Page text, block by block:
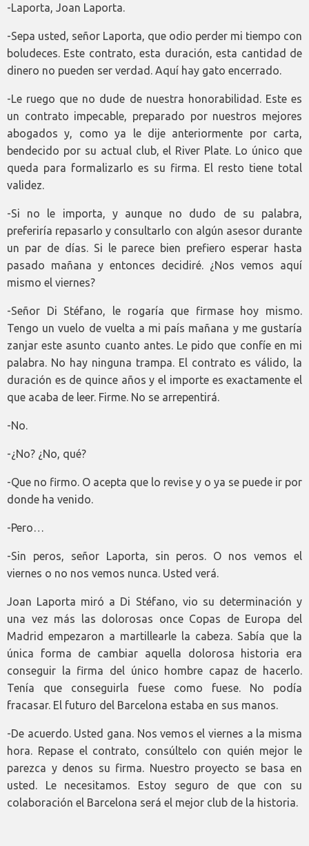
-Laporta, Joan Laporta.
-Sepa usted, señor Laporta, que odio perder mi tiempo con
boludeces. Este contrato, esta duración, esta cantidad de
dinero no pueden ser verdad. Aquí hay gato encerrado.
-Le ruego que no dude de nuestra honorabilidad. Este es
un contrato impecable, preparado por nuestros mejores
abogados y, como ya le dije anteriormente por carta,
bendecido por su actual club, el River Plate. Lo único que
queda para formalizarlo es su firma. El resto tiene total
validez.
-Si no le importa, y aunque no dudo de su palabra,
preferiría repasarlo y consultarlo con algún asesor durante
un par de días. Si le parece bien prefiero esperar hasta
pasado mañana y entonces decidiré. ¿Nos vemos aquí
mismo el viernes?
-Señor Di Stéfano, le rogaría que firmase hoy mismo.
Tengo un vuelo de vuelta a mi país mañana y me gustaría
zanjar este asunto cuanto antes. Le pido que confíe en mi
palabra. No hay ninguna trampa. El contrato es válido, la
duración es de quince años y el importe es exactamente el
que acaba de leer. Firme. No se arrepentirá.
-No.
-¿No? ¿No, qué?
-Que no firmo. O acepta que lo revise y o ya se puede ir por
donde ha venido.
-Pero…
-Sin peros, señor Laporta, sin peros. O nos vemos el
viernes o no nos vemos nunca. Usted verá.
Joan Laporta miró a Di Stéfano, vio su determinación y
una vez más las dolorosas once Copas de Europa del
Madrid empezaron a martillearle la cabeza. Sabía que la
única forma de cambiar aquella dolorosa historia era
conseguir la firma del único hombre capaz de hacerlo.
Tenía que conseguirla fuese como fuese. No podía
fracasar. El futuro del Barcelona estaba en sus manos.
-De acuerdo. Usted gana. Nos vemos el viernes a la misma
hora. Repase el contrato, consúltelo con quién mejor le
parezca y denos su firma. Nuestro proyecto se basa en
usted. Le necesitamos. Estoy seguro de que con su
colaboración el Barcelona será el mejor club de la historia.